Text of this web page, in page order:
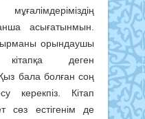
асығатынмын.
орындаушы
деген
бала болған соң
керекпіз. Кітап
естігенім де